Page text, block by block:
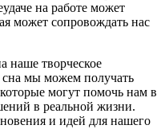
на работе может
может сопровождать нас
наше творческое
мы можем получать
могут помочь нам в
в реальной жизни.
и идей для нашего